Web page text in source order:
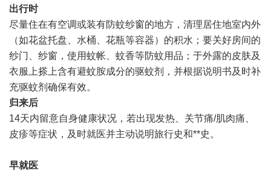
出行时
尽量住在有空调或装有防蚊纱窗的地方，清理居住地室内外
（如花盆托盘、水桶、花瓶等容器）的积水；要关好房间的
纱门、纱窗，使用蚊帐、蚊香等防蚊用品；于外露的皮肤及
衣服上搽上含有避蚊胺成分的驱蚊剂，并根据说明书及时补
充驱蚊剂确保有效。
归来后
14天内留意自身健康状况，若出现发热、关节痛/肌肉痛、
皮疹等症状，及时就医并主动说明旅行史和**史。
早就医